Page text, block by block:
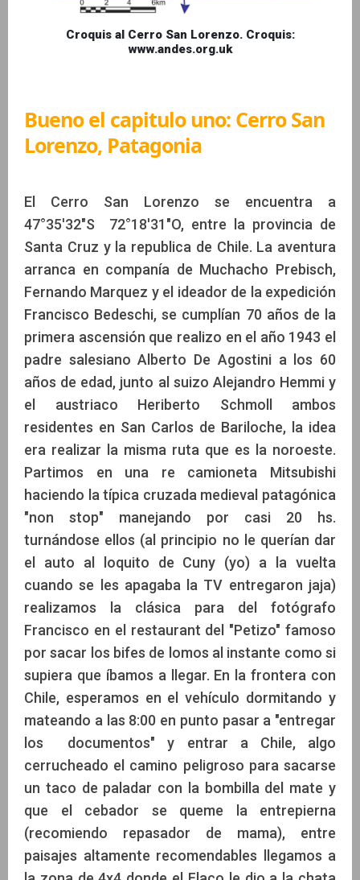
Croquis al Cerro San Lorenzo. Croquis:
www.andes.org.uk
Bueno el capitulo uno: Cerro San
Lorenzo, Patagonia
El Cerro San Lorenzo se encuentra a
47°35′32″S 72°18′31″O, entre la provincia de
Santa Cruz y la republica de Chile. La aventura
arranca en companía de Muchacho Prebisch,
Fernando Marquez y el ideador de la expedición
Francisco Bedeschi, se cumplían 70 años de la
primera ascensión que realizo en el año 1943 el
padre salesiano Alberto De Agostini a los 60
años de edad, junto al suizo Alejandro Hemmi y
el austriaco Heriberto Schmoll ambos
residentes en San Carlos de Bariloche, la idea
era realizar la misma ruta que es la noroeste.
Partimos en una re camioneta Mitsubishi
haciendo la típica cruzada medieval patagónica
"non stop" manejando por casi 20 hs.
turnándose ellos (al principio no le querían dar
el auto al loquito de Cuny (yo) a la vuelta
cuando se les apagaba la TV entregaron jaja)
realizamos la clásica para del fotógrafo
Francisco en el restaurant del "Petizo" famoso
por sacar los bifes de lomos al instante como si
supiera que íbamos a llegar. En la frontera con
Chile, esperamos en el vehículo dormitando y
mateando a las 8:00 en punto pasar a "entregar
los documentos" y entrar a Chile, algo
cerrucheado el camino peligroso para sacarse
un taco de paladar con la bombilla del mate y
que el cebador se queme la entrepierna
(recomiendo repasador de mama), entre
paisajes altamente recomendables llegamos a